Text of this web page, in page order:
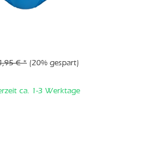
€ * (20% gespart)
ca. 1-3 Werktage